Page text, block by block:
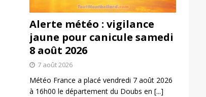
Alerte météo : vigilance
jaune pour canicule samedi
8 août 2026
7 août 2026
Météo France a placé vendredi 7 août 2026
à 16h00 le département du Doubs en [...]